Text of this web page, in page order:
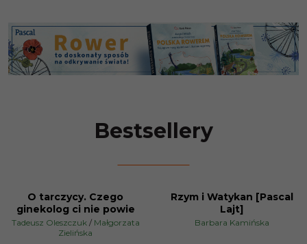
Bestsellery
BESTSELLER
PROMOCJA
O tarczycy. Czego
ginekolog ci nie powie
Tadeusz Oleszczuk / Małgorzata
Zielińska
Rzym i Watykan [Pascal
Lajt]
Barbara Kamińska